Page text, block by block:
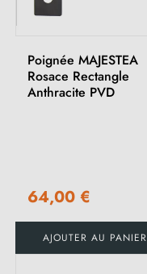
Poignée MAJESTEA
Rosace Rectangle
Anthracite PVD
64,00 €
AJOUTER AU PANIER